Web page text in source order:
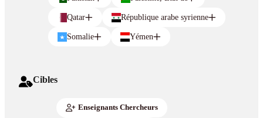
Qatar République arabe syrienne
Somalie Yémen
Cibles
Enseignants Chercheurs